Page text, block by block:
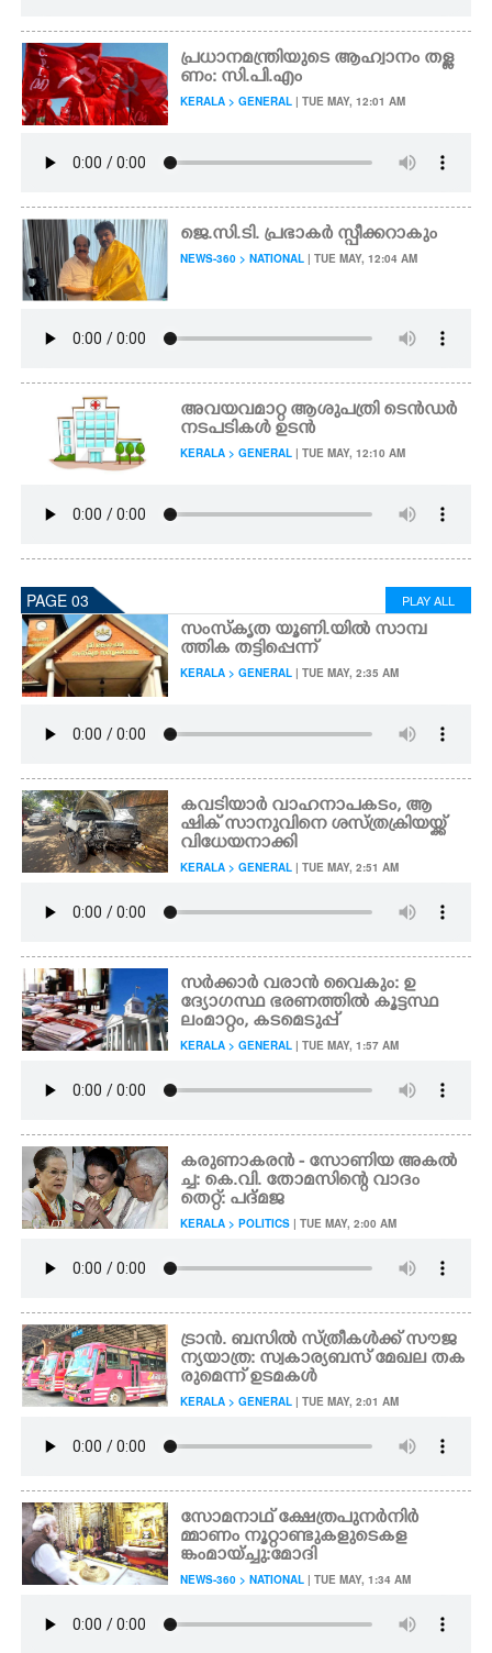
പ്രധാനമന്ത്രിയുടെ ആഹ്വാനം തള്ള
ണം: സി.പി.എം
KERALA > GENERAL | TUE MAY, 12:01 AM
ജെ.സി.ടി. പ്രഭാകർ സ്പീക്കറാകും
NEWS-360 > NATIONAL | TUE MAY, 12:04 AM
അവയവമാറ്റ ആശുപത്രി ടെൻഡർ
നടപടികൾ ഉടൻ
KERALA > GENERAL | TUE MAY, 12:10 AM
PAGE 03 PLAY ALL
സംസ്കൃത യൂണി.യിൽ സാമ്പ
ത്തിക തട്ടിപ്പെന്ന്
KERALA > GENERAL | TUE MAY, 2:35 AM
കവടിയാർ വാഹനാപകടം, ആ
ഷിക് സാനുവിനെ ശസ്ത്രക്രിയയ്ക്ക്
വിധേയനാക്കി
KERALA > GENERAL | TUE MAY, 2:51 AM
സർക്കാർ വരാൻ വൈകും: ഉ
ദ്യോഗസ്ഥ ഭരണത്തിൽ കൂട്ടസ്ഥ
ലംമാറ്റം, കടമെടുപ്പ്
KERALA > GENERAL | TUE MAY, 1:57 AM
കരുണാകരൻ - സോണിയ അകൽ
ച്ച: കെ.വി. തോമസിന്റെ വാദം
തെറ്റ്: പദ്മജ
KERALA > POLITICS | TUE MAY, 2:00 AM
ട്രാൻ. ബസിൽ സ്ത്രീകൾക്ക് സൗജ
ന്യയാത്ര: സ്വകാര്യബസ് മേഖല തക
രുമെന്ന് ഉടമകൾ
KERALA > GENERAL | TUE MAY, 2:01 AM
സോമനാഥ് ക്ഷേത്ര പുനർനിർ
മ്മാണം നൂറ്റാണ്ടുകളുടെ കള
ങ്കം മായ്ച്ചു:മോദി
NEWS-360 > NATIONAL | TUE MAY, 1:34 AM